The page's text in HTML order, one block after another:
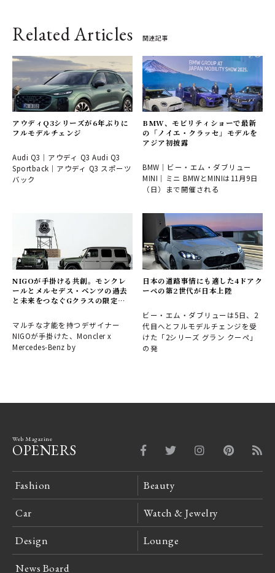
Related Articles 関連記事
アウディQ3シリーズが6年ぶりに
フルモデルチェンジ
Audi Q3｜アウディ Q3 Audi Q3
Sportback｜アウディ Q3 スポーツ
バック
BMW、モビリティショーで最新
の「ノイエ・クラッセ」モデルを
アジア初披露
BMW｜ビー・エム・ダブリュー
MINI｜ミニ BMWとMINIは11月9日
（日）まで開催される
NIGOが手掛ける共創。モンクレ
ールとメルセデス・ベンツの過去
と未来をつなぐGクラスの限定モ
マルチな才能を持つデザイナー
NIGOが手掛けた、Moncler x
Mercedes-Benz by
日本の道路事情にも適した4ドアク
ーペの第2世代が日本上陸
ビー・エム・ダブリューは5日、2
代目へとフルモデルチェンジを受
けた「2シリーズ グラン クーペ」
の発
Web Magazine
OPENERS
Fashion Beauty
Car Watch & Jewelry
Design Lounge
News Board